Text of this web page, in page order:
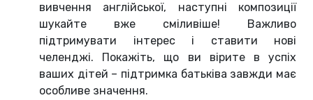
вивчення англійської, наступні композиції
шукайте вже сміливіше! Важливо
підтримувати інтерес і ставити нові
челенджі. Покажіть, що ви вірите в успіх
ваших дітей – підтримка батьківа завжди має
особливе значення.